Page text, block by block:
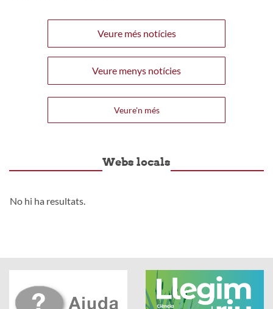
Veure més notícies
Veure menys notícies
Veure'n més
Webs locals
No hi ha resultats.